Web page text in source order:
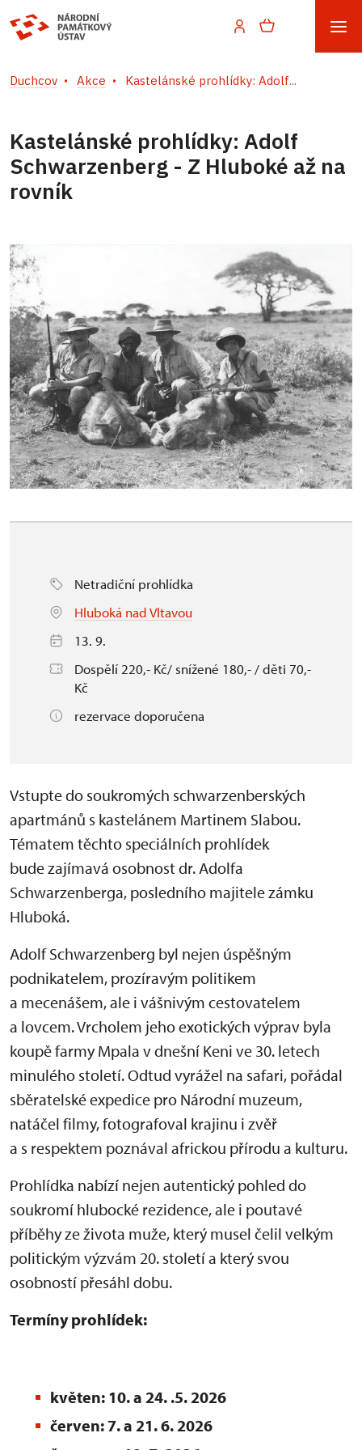
Duchcov Akce Kastelánské prohlídky: Adolf...
Kastelánské prohlídky: Adolf
Schwarzenberg - Z Hluboké až na
rovník
Netradiční prohlídka
Hluboká nad Vltavou
13. 9.
Dospělí 220,- Kč/ snížené 180,- / děti 70,-
Kč
rezervace doporučena
Vstupte do soukromých schwarzenberských
apartmánů s kastelánem Martinem Slabou.
Tématem těchto speciálních prohlídek
bude zajímavá osobnost dr. Adolfa
Schwarzenberga, posledního majitele zámku
Hluboká.
Adolf Schwarzenberg byl nejen úspěšným
podnikatelem, prozíravým politikem
a mecenášem, ale i vášnivým cestovatelem
a lovcem. Vrcholem jeho exotických výprav byla
koupě farmy Mpala v dnešní Keni ve 30. letech
minulého století. Odtud vyrážel na safari, pořádal
sběratelské expedice pro Národní muzeum,
natáčel filmy, fotografoval krajinu i zvěř
a s respektem poznával africkou přírodu a kulturu.
Prohlídka nabízí nejen autentický pohled do
soukromí hlubocké rezidence, ale i poutavé
příběhy ze života muže, který musel čelil velkým
politickým výzvám 20. století a který svou
osobností přesáhl dobu.
Termíny prohlídek:
květen: 10. a 24. .5. 2026
červen: 7. a 21. 6. 2026